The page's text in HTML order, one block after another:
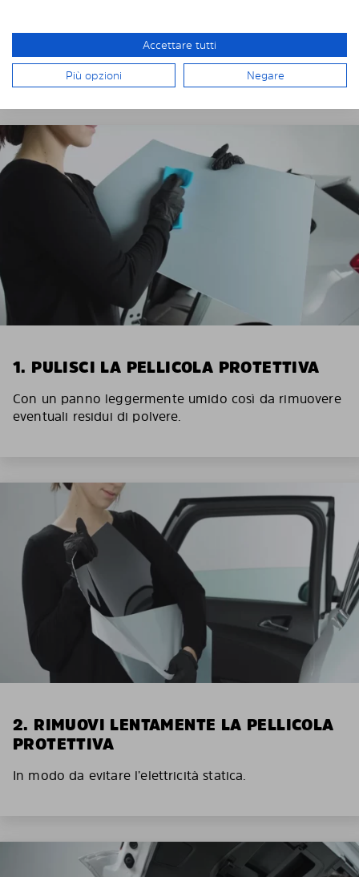
INSTALLAZIONE DI SOLARPLEXIUS
1. PULISCI LA PELLICOLA PROTETTIVA
Con un panno leggermente umido così da rimuovere
eventuali residui di polvere.
2. RIMUOVI LENTAMENTE LA PELLICOLA
PROTETTIVA
In modo da evitare l’elettricità statica.
Accettare tutti
Più opzioni Negare